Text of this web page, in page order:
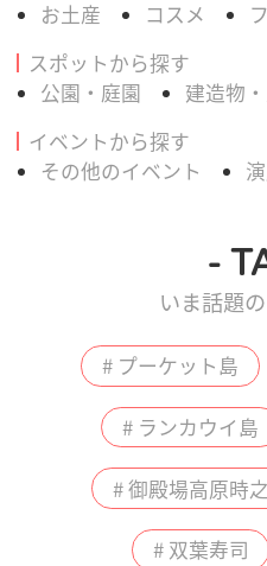
お土産 コスメ
スポットから探す
公園・庭園 建造物
イベントから探す
その他のイベント
-
いま話題
# プーケット島
# ランカウイ島
# 御殿場高原時
# 双葉寿司